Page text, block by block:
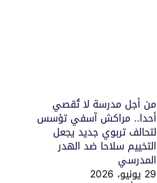
من أجل مدرسة لا تُقصي
أحدا.. مراكش آسفي تؤسس
لتحالف تربوي جديد يجعل
التخييم سلاحا ضد الهدر
المدرسي
29 يونيو، 2026